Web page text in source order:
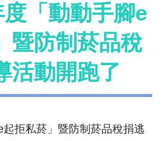
「動動手腳e
暨防制菸品稅
活動開跑了
拒私菸」暨防制菸品稅捐逃